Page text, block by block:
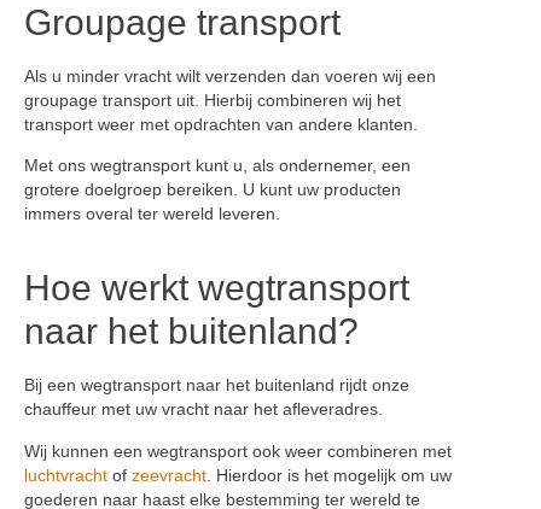
Groupage transport
Als u minder vracht wilt verzenden dan voeren wij een
groupage transport uit. Hierbij combineren wij het
transport weer met opdrachten van andere klanten.
Met ons wegtransport kunt u, als ondernemer, een
grotere doelgroep bereiken. U kunt uw producten
immers overal ter wereld leveren.
Hoe werkt wegtransport
naar het buitenland?
Bij een wegtransport naar het buitenland rijdt onze
chauffeur met uw vracht naar het afleveradres.
Wij kunnen een wegtransport ook weer combineren met
luchtvracht of zeevracht . Hierdoor is het mogelijk om uw
goederen naar haast elke bestemming ter wereld te